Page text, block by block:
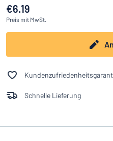
€6.19
Preis mit MwSt.
Schnelle Lieferung